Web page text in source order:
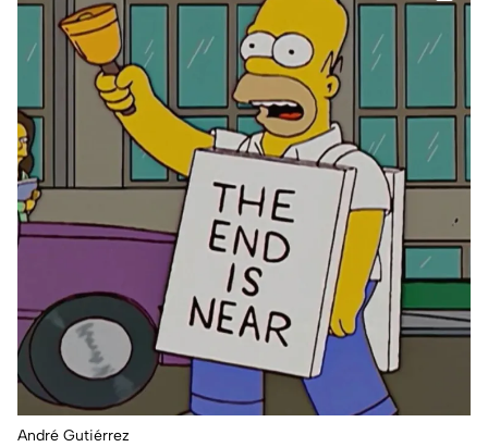
André Gutiérrez